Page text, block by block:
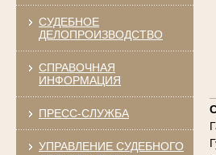
СУДЕБНОЕ
ДЕЛОПРОИЗВОДСТВО
СПРАВОЧНАЯ
ИНФОРМАЦИЯ
ПРЕСС-СЛУЖБА
УПРАВЛЕНИЕ СУДЕБНОГО